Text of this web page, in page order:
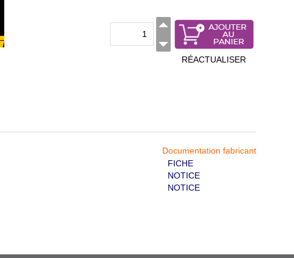
RÉACTUALISER
Documentation fabricant
FICHE
NOTICE
NOTICE